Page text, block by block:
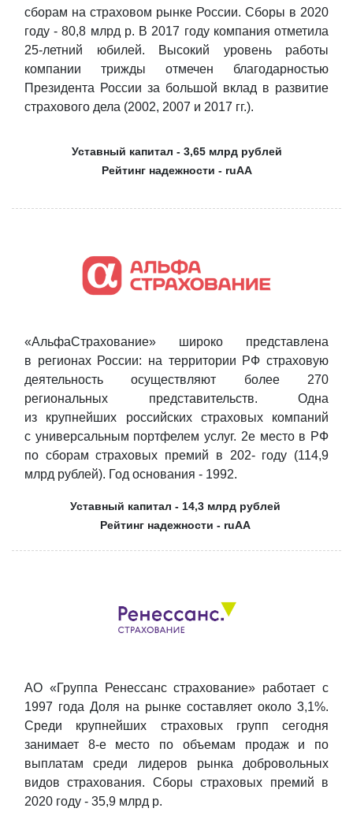
сборам на страховом рынке России. Сборы в 2020
году - 80,8 млрд р. В 2017 году компания отметила
25-летний юбилей. Высокий уровень работы
компании трижды отмечен благодарностью
Президента России за большой вклад в развитие
страхового дела (2002, 2007 и 2017 гг.).
Уставный капитал - 3,65 млрд рублей
Рейтинг надежности - ruAA
«АльфаСтрахование» широко представлена
в регионах России: на территории РФ страховую
деятельность осуществляют более 270
региональных представительств. Одна
из крупнейших российских страховых компаний
с универсальным портфелем услуг. 2е место в РФ
по сборам страховых премий в 202- году (114,9
млрд рублей). Год основания - 1992.
Уставный капитал - 14,3 млрд рублей
Рейтинг надежности - ruAA
АО «Группа Ренессанс страхование» работает с
1997 года Доля на рынке составляет около 3,1%.
Среди крупнейших страховых групп сегодня
занимает 8-е место по объемам продаж и по
выплатам среди лидеров рынка добровольных
видов страхования. Сборы страховых премий в
2020 году - 35,9 млрд р.